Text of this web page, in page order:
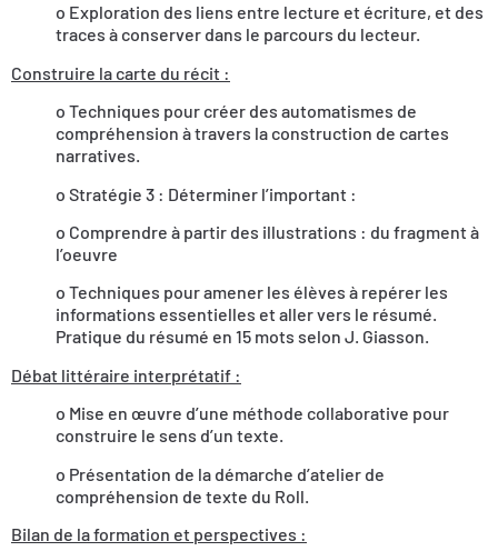
o Exploration des liens entre lecture et écriture, et des
traces à conserver dans le parcours du lecteur.
Construire la carte du récit :
o Techniques pour créer des automatismes de
compréhension à travers la construction de cartes
narratives.
o Stratégie 3 : Déterminer l’important :
o Comprendre à partir des illustrations : du fragment à
l’oeuvre
o Techniques pour amener les élèves à repérer les
informations essentielles et aller vers le résumé.
Pratique du résumé en 15 mots selon J. Giasson.
Débat littéraire interprétatif :
o Mise en œuvre d’une méthode collaborative pour
construire le sens d’un texte.
o Présentation de la démarche d’atelier de
compréhension de texte du Roll.
Bilan de la formation et perspectives :